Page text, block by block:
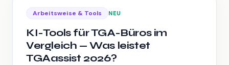
Arbeitsweise & Tools NEU
KI-Tools für TGA-Büros im
Vergleich — Was leistet
TGAassist 2026?